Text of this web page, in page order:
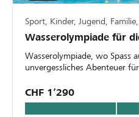
Sport, Kinder, Jugend,
Wasserolympiade für
Wasserolympiade, wo Spass
unvergessliches Abenteuer
CHF 1’290